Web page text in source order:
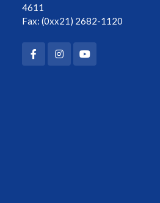
4611
Fax: (0xx21) 2682-1120